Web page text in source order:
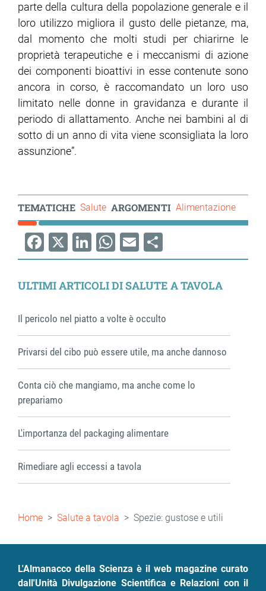
parte della cultura della popolazione generale e il
loro utilizzo migliora il gusto delle pietanze, ma,
dal momento che molti studi per chiarirne le
proprietà terapeutiche e i meccanismi di azione
dei componenti bioattivi in esse contenute sono
ancora in corso, è raccomandato un loro uso
limitato nelle donne in gravidanza e durante il
periodo di allattamento. Anche nei bambini al di
sotto di un anno di vita viene sconsigliata la loro
assunzione”.
TEMATICHE Salute ARGOMENTI Alimentazione
Facebook
X LinkedIn
WhatsApp
EmailShare
ULTIMI ARTICOLI DI SALUTE A TAVOLA
Il pericolo nel piatto a volte è occulto
Privarsi del cibo può essere utile, ma anche dannoso
Conta ciò che mangiamo, ma anche come lo
prepariamo
L'importanza del packaging alimentare
Rimediare agli eccessi a tavola
Briciole
Home Salute a tavola Spezie: gustose e utili
L'Almanacco della Scienza è il web magazine curato
dall'Unità Divulgazione Scientifica e Relazioni con il